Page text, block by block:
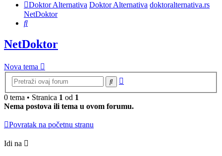
Doktor Alternativa Doktor Alternativa doktoralternativa.rs
NetDoktor
Pretraga
NetDoktor
Nova tema
Pretraga
0 tema • Stranica 1 od 1
Nema postova ili tema u ovom forumu.
Povratak na početnu stranu
Idi na